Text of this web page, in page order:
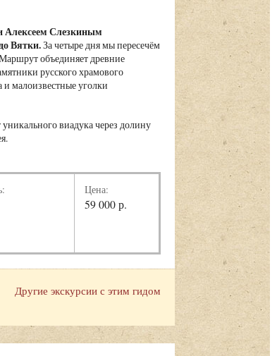
Алексеем Слезкиным
Вятки.За четыре дня мы пересечём
объединяет древние
русского храмового
малоизвестные уголки
виадука через долину
Цена:
59 000 р.
Другие экскурсии с этим гидом